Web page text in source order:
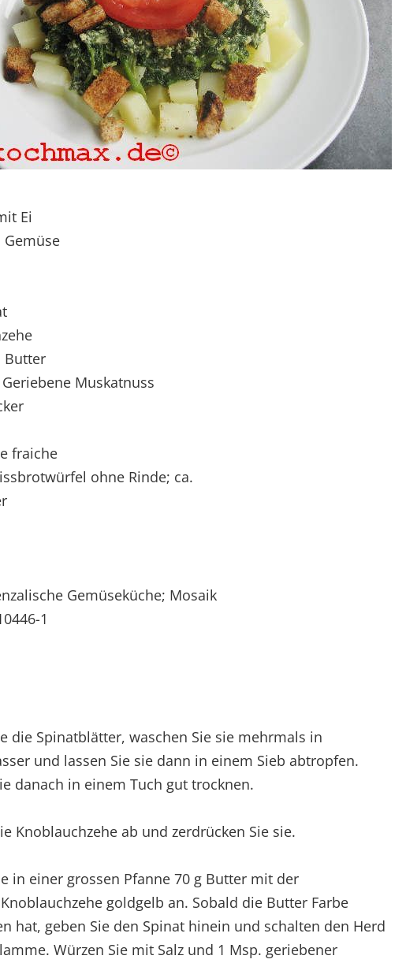
Ei
Butter
Muskatnuss
fraiche
ohne Rinde; ca.
Gemüseküche; Mosaik
1
die Spinatblätter, waschen Sie sie mehrmals in
und lassen Sie sie dann in einem Sieb abtropfen.
danach in einem Tuch gut trocknen.
Knoblauchzehe ab und zerdrücken Sie sie.
in einer grossen Pfanne 70 g Butter mit der
goldgelb an. Sobald die Butter Farbe
hat, geben Sie den Spinat hinein und schalten den Herd
Würzen Sie mit Salz und 1 Msp. geriebener